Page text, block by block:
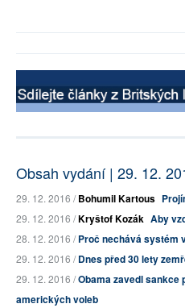
Obsah vydání | 29. 12.
29. 12. 2016 /Bohumil Kartous
29. 12. 2016 /Kryštof Kozák Aby
28. 12. 2016 /Proč nechává systém
29. 12. 2016 /Dnes před 30 lety
29. 12. 2016 /Obama zavedl sankce
amerických voleb